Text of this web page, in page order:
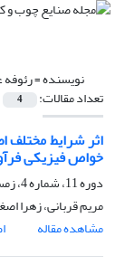
نویسنده =رئوفه
تعداد مقالات: 4
اثر شرایط مختلف
خواص فیزیکی
دوره 11، شماره 4، زمستان 1399، صفحه
مریم قربانی، زهرا
مشاهده مقاله